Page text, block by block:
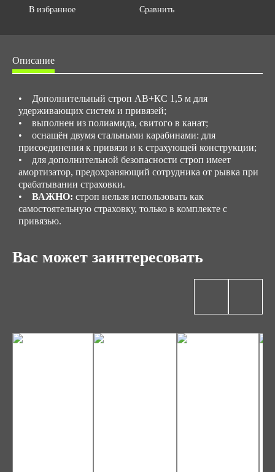
В избранное Сравнить
Описание
• Дополнительный строп АВ+КС 1,5 м для
удерживающих систем и привязей;
• выполнен из полиамида, свитого в канат;
• оснащён двумя стальными карабинами: для
присоединения к привязи и к страхующей конструкции;
• для дополнительной безопасности строп имеет
амортизатор, предохраняющий сотрудника от рывка при
срабатывании страховки.
• ВАЖНО: строп нельзя использовать как
самостоятельную страховку, только в комплекте с
привязью.
Вас может заинтересовать